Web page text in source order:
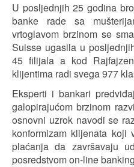
U posljednjih 25 godina
banke rade sa
vrtoglavom brzinom se
Suisse ugasila u
45 filijala a kod
klijentima radi svega 977
Eksperti i bankari
galopirajućom brzinom
osnovni uzrok navodi se
konformizam klijenata
plaćanja da završavaju
posredstvom on-line